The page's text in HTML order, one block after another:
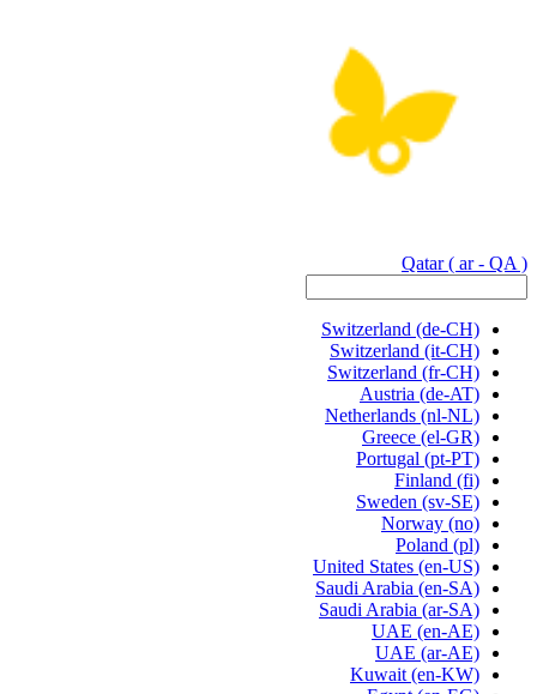
Qatar ( ar - QA )
Switzerland (de-CH)
Switzerland (it-CH)
Switzerland (fr-CH)
Austria (de-AT)
Netherlands (nl-NL)
Greece (el-GR)
Portugal (pt-PT)
Finland (fi)
Sweden (sv-SE)
Norway (no)
Poland (pl)
United States (en-US)
Saudi Arabia (en-SA)
Saudi Arabia (ar-SA)
UAE (en-AE)
UAE (ar-AE)
Kuwait (en-KW)